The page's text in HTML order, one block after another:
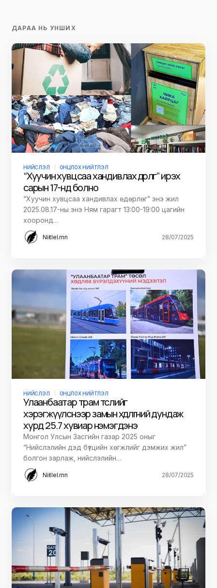
ДАРАА НЬ УНШИХ
НИЙСЛЭЛ ОНЦЛОХ НИЙТЛЭЛ
“Хуучин хувцсаа хандивлах өдөрлөг” ирэх
сарын 17-нд болно
“Хуучин хувцсаа хандивлах өдөрлөг” энэ жил
2025.08.17-ны энэ Ням гарагт 13:00-19:00 цагийн
хооронд…
Niitlel.mn 28/07/2025
НИЙСЛЭЛ ОНЦЛОХ НИЙТЛЭЛ
Улаанбаатар трам төслийг
хэрэгжүүлснээр замын хөдөлгөөний дундаж
хурд 25.7 хувиар нэмэгдэнэ
Монгол Улсын Засгийн газар 2025 оныг
“Нийслэлийн дэд бүтцийн хөгжлийг дэмжих жил”
болгон зарлаж, нийслэлийн…
Niitlel.mn 28/07/2025